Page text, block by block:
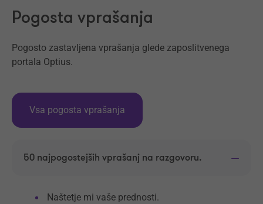
Pogosta vprašanja
Pogosto zastavljena vprašanja glede zaposlitvenega
portala Optius.
Vsa pogosta vprašanja
50 najpogostejših vprašanj na razgovoru.
Naštetje mi vaše prednosti.